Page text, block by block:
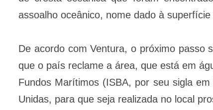
assoalho oceânico, nome dado à
De acordo com Ventura, o próximo passo
que o país reclame a área, que está em
Fundos Marítimos (ISBA, por seu sigla
Unidas, para que seja realizada no local